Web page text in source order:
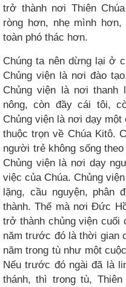
trở thành nơi Thiên
ròng hơn, nhẹ mình
toàn phó thác hơn.
Chúng ta nên dừng lại ở
Chủng viện là nơi đào
Chủng viện là nơi thanh
nông, còn đầy cái tôi,
Chủng viện là nơi dạy
thuộc trọn về Chúa Kitô.
người trẻ không sống
Chủng viện là nơi dạy
việc của Chúa. Chủng
lặng, cầu nguyện, phân
thành. Thế mà nơi Đức
trở thành chủng viện cuối
năm trước đó là thời gian
năm trong tù như một
Nếu trước đó ngài đã là
thánh, thì trong tù,